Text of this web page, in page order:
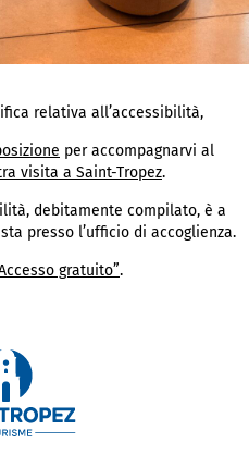
relativa all’accessibilità,
per accompagnarvi al
visita a Saint-Tropez.
debitamente compilato, è a
presso l’ufficio di accoglienza.
gratuito”.